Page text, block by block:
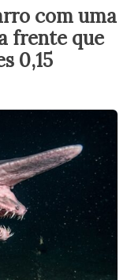
com uma
frente que
0,15